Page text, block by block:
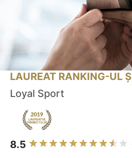
LAUREAT RANKING-UL
Loyal Sport
8.5